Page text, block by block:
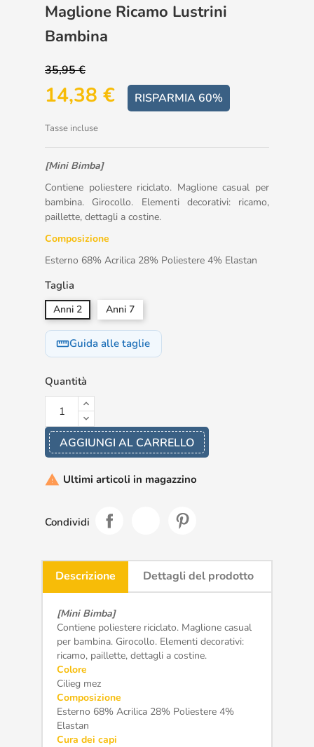
Maglione Ricamo Lustrini
Bambina
35,95 €
14,38 € RISPARMIA 60%
Tasse incluse
[Mini Bimba]
Contiene poliestere riciclato. Maglione casual per
bambina. Girocollo. Elementi decorativi: ricamo,
paillette, dettagli a costine.
Composizione
Esterno 68% Acrilica 28% Poliestere 4% Elastan
Taglia
Anni 2 Anni 7
straightenGuida alle taglie
Quantità
AGGIUNGI AL CARRELLO
 Ultimi articoli in magazzino
Condividi
Descrizione Dettagli del prodotto
[Mini Bimba]
Contiene poliestere riciclato. Maglione casual
per bambina. Girocollo. Elementi decorativi:
ricamo, paillette, dettagli a costine.
Colore
Cilieg mez
Composizione
Esterno 68% Acrilica 28% Poliestere 4%
Elastan
Cura dei capi